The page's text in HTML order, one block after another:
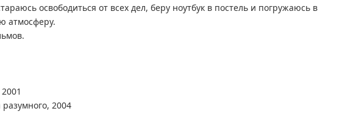
освободиться от всех дел, беру ноутбук в постель и погружаюсь в
атмосферу.
2004